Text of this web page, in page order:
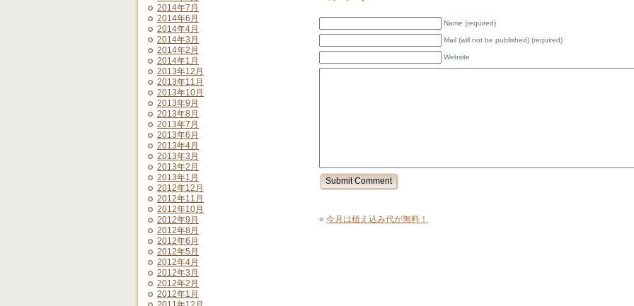
2014年7月
2014年6月
2014年4月
2014年3月
2014年2月
2014年1月
2013年12月
2013年11月
2013年10月
2013年9月
2013年8月
2013年7月
2013年6月
2013年4月
2013年3月
2013年2月
2013年1月
2012年12月
2012年11月
2012年10月
2012年9月
2012年8月
2012年6月
2012年5月
2012年4月
2012年3月
2012年2月
2012年1月
Name (required)
Mail (will not be published) (required)
Website
« 今月は植え込み代が無料！